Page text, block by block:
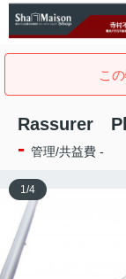
こ
Rassurer
- 管理/共益費 -
1/4